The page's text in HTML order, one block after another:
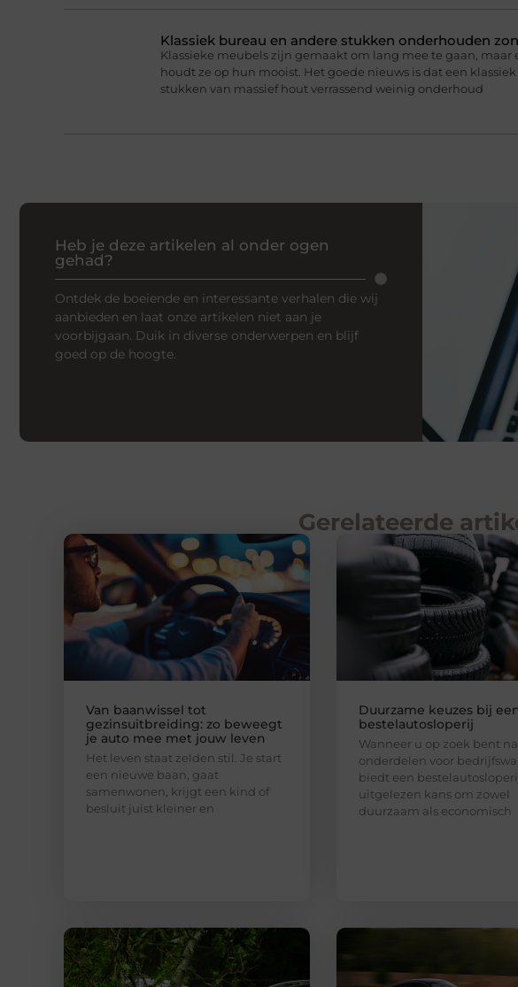
Klassiek bureau en andere stukken onderhouden
Klassieke meubels zijn gemaakt om lang mee te gaan, maar
houdt ze op hun mooist. Het goede nieuws is dat een
stukken van massief hout verrassend weinig onderhoud
Heb je deze artikelen al onder ogen
gehad?
Ontdek de boeiende en interessante verhalen die wij
aanbieden en laat onze artikelen niet aan je
voorbijgaan. Duik in diverse onderwerpen en blijf
goed op de hoogte.
Gerelateerde
Van baanwissel tot
gezinsuitbreiding: zo beweegt
je auto mee met jouw leven
Het leven staat zelden stil. Je start
een nieuwe baan, gaat
samenwonen, krijgt een kind of
besluit juist kleiner en
Duurzame keuzes bij een
bestelautosloperij
Wanneer u op zoek bent
onderdelen voor
biedt een
uitgelezen kans om zowel
duurzaam als economisch